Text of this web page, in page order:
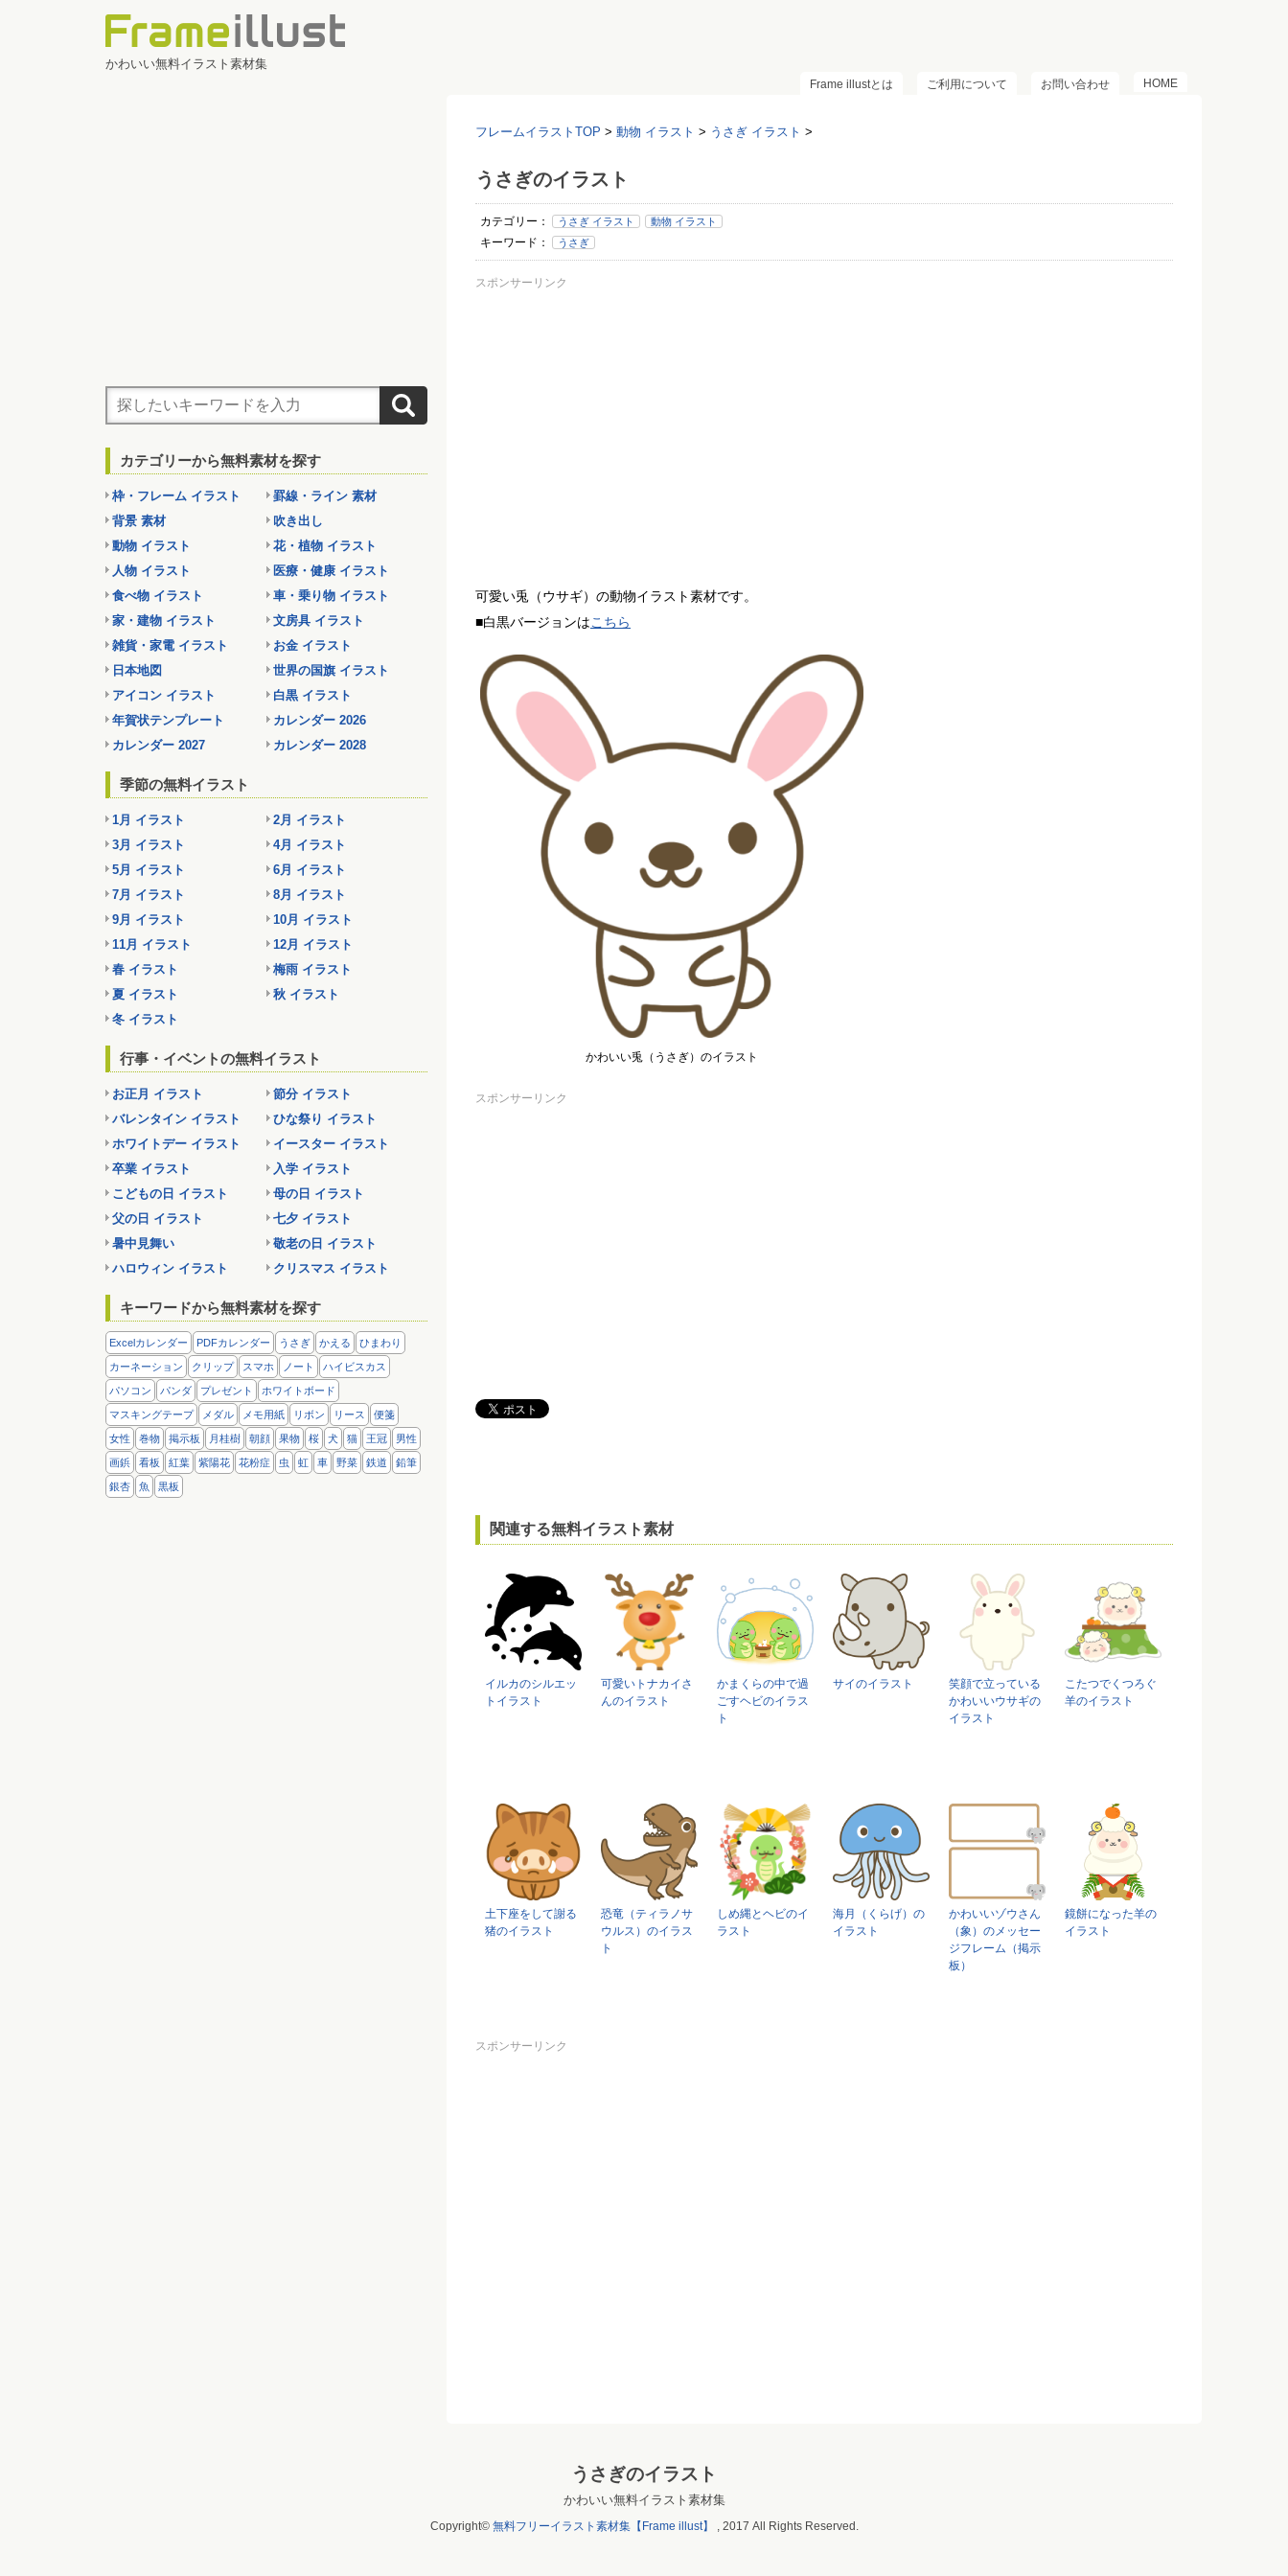
かわいい無料イラスト素材集
HOME
お問い合わせ
ご利用について
Frame illustとは
フレームイラストTOP > 動物 イラスト > うさぎ イラスト >
うさぎのイラスト
カテゴリー： うさぎ イラスト 動物 イラスト
キーワード： うさぎ
スポンサーリンク
可愛い兎（ウサギ）の動物イラスト素材です。
■白黒バージョンはこちら
かわいい兎（うさぎ）のイラスト
スポンサーリンク
関連する無料イラスト素材
イルカのシルエッ
トイラスト
可愛いトナカイさ
んのイラスト
かまくらの中で過
ごすヘビのイラス
ト
サイのイラスト
笑顔で立っている
かわいいウサギの
イラスト
こたつでくつろぐ
羊のイラスト
土下座をして謝る
猪のイラスト
恐竜（ティラノサ
ウルス）のイラス
ト
しめ縄とヘビのイ
ラスト
海月（くらげ）の
イラスト
かわいいゾウさん
（象）のメッセー
ジフレーム（掲示
板）
鏡餅になった羊の
イラスト
スポンサーリンク
カテゴリーから無料素材を探す
枠・フレーム イラスト
罫線・ライン 素材
背景 素材
吹き出し
動物 イラスト
花・植物 イラスト
人物 イラスト
医療・健康 イラスト
食べ物 イラスト
車・乗り物 イラスト
家・建物 イラスト
文房具 イラスト
雑貨・家電 イラスト
お金 イラスト
日本地図
世界の国旗 イラスト
アイコン イラスト
白黒 イラスト
年賀状テンプレート
カレンダー 2026
カレンダー 2027
カレンダー 2028
季節の無料イラスト
1月 イラスト
2月 イラスト
3月 イラスト
4月 イラスト
5月 イラスト
6月 イラスト
7月 イラスト
8月 イラスト
9月 イラスト
10月 イラスト
11月 イラスト
12月 イラスト
春 イラスト
梅雨 イラスト
夏 イラスト
秋 イラスト
冬 イラスト
行事・イベントの無料イラスト
お正月 イラスト
節分 イラスト
バレンタイン イラスト
ひな祭り イラスト
ホワイトデー イラスト
イースター イラスト
卒業 イラスト
入学 イラスト
こどもの日 イラスト
母の日 イラスト
父の日 イラスト
七夕 イラスト
暑中見舞い
敬老の日 イラスト
ハロウィン イラスト
クリスマス イラスト
キーワードから無料素材を探す
Excelカレンダー PDFカレンダー うさぎ かえる ひまわり
カーネーション クリップ スマホ ノート ハイビスカス
パソコン パンダ プレゼント ホワイトボード
マスキングテープ メダル メモ用紙 リボン リース 便箋
女性 巻物 掲示板 月桂樹 朝顔 果物 桜 犬 猫 王冠 男性
画鋲 看板 紅葉 紫陽花 花粉症 虫 虹 車 野菜 鉄道 鉛筆
銀杏 魚 黒板
うさぎのイラスト
かわいい無料イラスト素材集
Copyright© 無料フリーイラスト素材集【Frame illust】 , 2017 All Rights Reserved.